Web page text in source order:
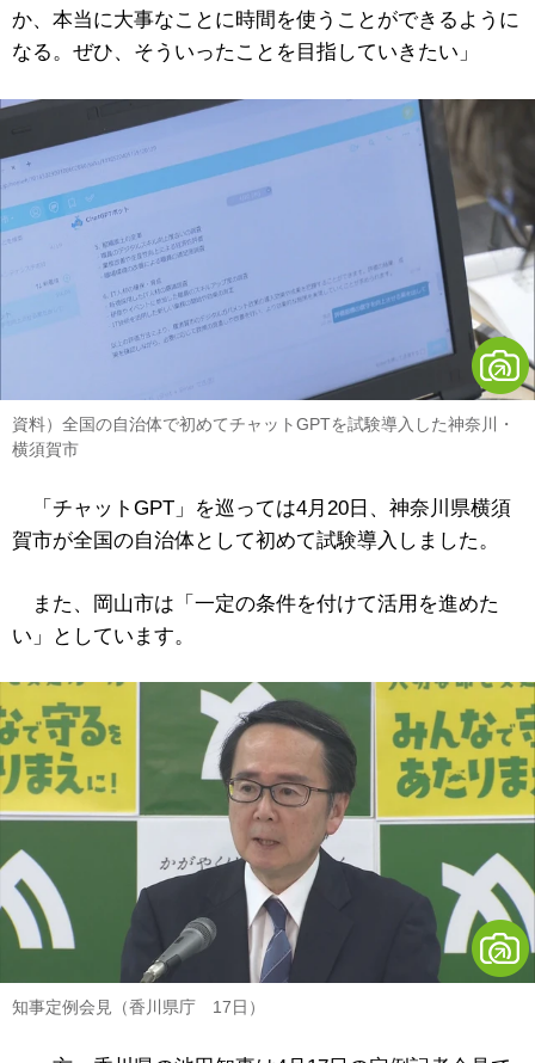
か、本当に大事なことに時間を使うことができるように
なる。ぜひ、そういったことを目指していきたい」
資料）全国の自治体で初めてチャットGPTを試験導入した神奈川・
横須賀市
「チャットGPT」を巡っては4月20日、神奈川県横須
賀市が全国の自治体として初めて試験導入しました。
また、岡山市は「一定の条件を付けて活用を進めた
い」としています。
知事定例会見（香川県庁 17日）